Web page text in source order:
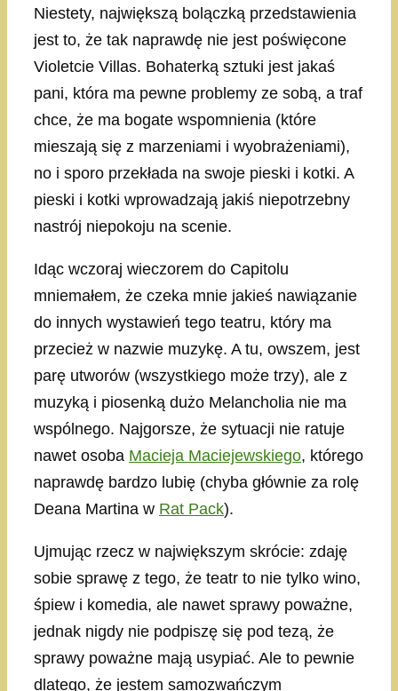
Niestety, największą bolączką przedstawienia
jest to, że tak naprawdę nie jest poświęcone
Violetcie Villas. Bohaterką sztuki jest jakaś
pani, która ma pewne problemy ze sobą, a traf
chce, że ma bogate wspomnienia (które
mieszają się z marzeniami i wyobrażeniami),
no i sporo przekłada na swoje pieski i kotki. A
pieski i kotki wprowadzają jakiś niepotrzebny
nastrój niepokoju na scenie.
Idąc wczoraj wieczorem do Capitolu
mniemałem, że czeka mnie jakieś nawiązanie
do innych wystawień tego teatru, który ma
przecież w nazwie muzykę. A tu, owszem, jest
parę utworów (wszystkiego może trzy), ale z
muzyką i piosenką dużo Melancholia nie ma
wspólnego. Najgorsze, że sytuacji nie ratuje
nawet osoba Macieja Maciejewskiego, którego
naprawdę bardzo lubię (chyba głównie za rolę
Deana Martina w Rat Pack).
Ujmując rzecz w największym skrócie: zdaję
sobie sprawę z tego, że teatr to nie tylko wino,
śpiew i komedia, ale nawet sprawy poważne,
jednak nigdy nie podpiszę się pod tezą, że
sprawy poważne mają usypiać. Ale to pewnie
dlatego, że jestem samozwańczym